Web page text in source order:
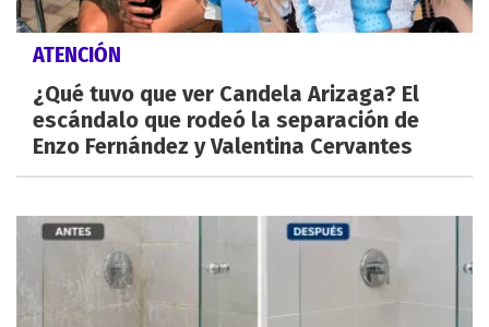
ATENCIÓN
¿Qué tuvo que ver Candela Arizaga? El
escándalo que rodeó la separación de
Enzo Fernández y Valentina Cervantes